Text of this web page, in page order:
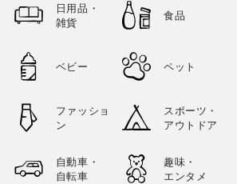
日用品・
雑貨
食品
ベビー ペット
ファッショ
ン
スポーツ・
アウトドア
自動車・
自転車
趣味・
エンタメ